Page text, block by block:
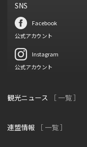
SNS
Facebook
公式アカウント
Instagram
公式アカウント
観光ニュース ［ 一覧 ］
連盟情報 ［ 一覧 ］